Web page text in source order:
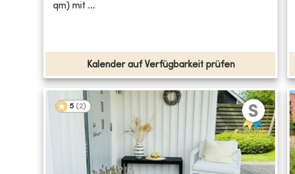
qm) mit ...
Kalender auf Verfügbarkeit prüfen
5 (2)